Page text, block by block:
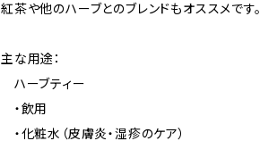
紅茶や他のハーブとのブレンドもオススメです。
主な用途：
ハーブティー
・飲用
・化粧水（皮膚炎・湿疹のケア）